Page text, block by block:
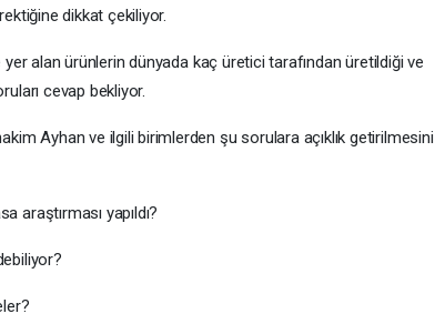
dikkat çekiliyor.
alan ürünlerin dünyada kaç üretici tarafından üretildiği ve
cevap bekliyor.
Ayhan ve ilgili birimlerden şu sorulara açıklık getirilmesini
araştırması yapıldı?